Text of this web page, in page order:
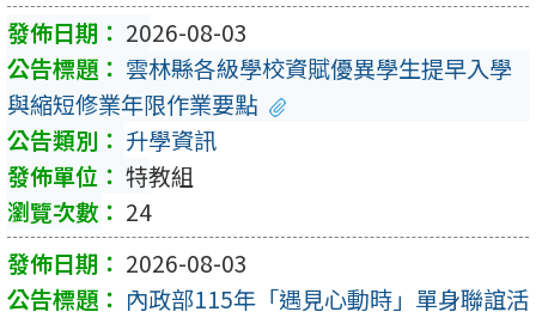
2026-08-03
雲林縣各級學校資賦優異學生提早入學
與縮短修業年限作業要點
升學資訊
特教組
24
2026-08-03
內政部115年「遇見心動時」單身聯誼活